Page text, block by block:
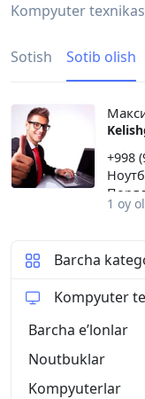
Kompyuter
Sotish Sotib olish
+998
1 oy
Barcha
Kompyuter
Barcha eʼlonlar
Noutbuklar
Kompyuterlar